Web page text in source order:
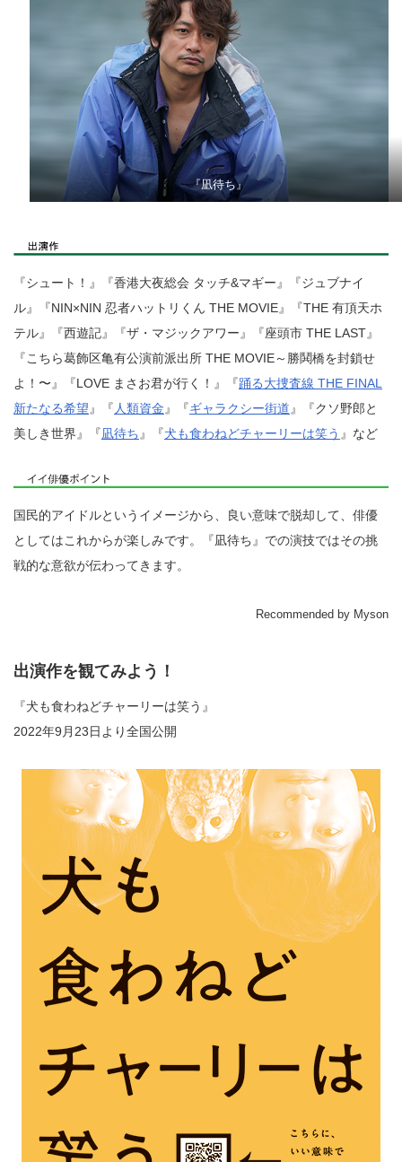
『凪待ち』
『シュート！』『香港大夜総会 タッチ&マギー』『ジュブナイ
ル』『NIN×NIN 忍者ハットリくん THE MOVIE』『THE 有頂天ホ
テル』『西遊記』『ザ・マジックアワー』『座頭市 THE LAST』
『こちら葛飾区亀有公演前派出所 THE MOVIE～勝鬨橋を封鎖せ
よ！〜』『LOVE まさお君が行く！』『踊る大捜査線 THE FINAL
新たなる希望 』『 人類資金 』『ギャラクシー街道 』『クソ野郎と
美しき世界』『凪待ち 』『犬も食わねどチャーリーは笑う 』など
国民的アイドルというイメージから、良い意味で脱却して、俳優
としてはこれからが楽しみです。『凪待ち』での演技ではその挑
戦的な意欲が伝わってきます。
Recommended by Myson
出演作を観てみよう！
『犬も食わねどチャーリーは笑う』
2022年9月23日より全国公開